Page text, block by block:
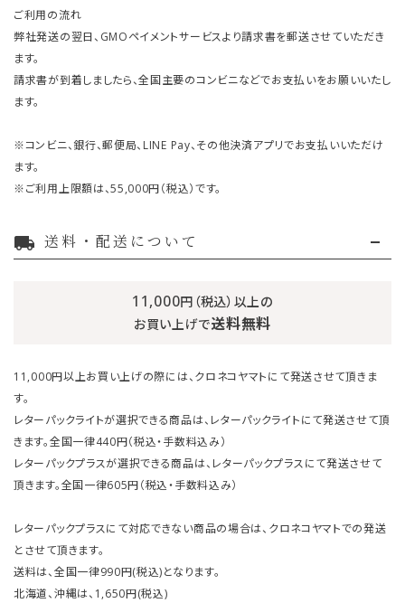
ご利用の流れ
弊社発送の翌日、GMOペイメントサービスより請求書を郵送させていただき
ます。
請求書が到着しましたら、全国主要のコンビニなどでお支払いをお願いいたし
ます。
※コンビニ、銀行、郵便局、LINE Pay、その他決済アプリでお支払いいただけ
ます。
※ご利用上限額は、55,000円（税込）です。
local_shipping 送料・配送について
11,000円（税込）以上の
お買い上げで送料無料
11,000円以上お買い上げの際には、クロネコヤマトにて発送させて頂きま
す。
レターパックライトが選択できる商品は、レターパックライトにて発送させて頂
きます。全国一律440円（税込・手数料込み）
レターパックプラスが選択できる商品は、レターパックプラスにて発送させて
頂きます。全国一律605円（税込・手数料込み）
レターパックプラスにて対応できない商品の場合は、クロネコヤマトでの発送
とさせて頂きます。
送料は、全国一律990円(税込)となります。
北海道、沖縄は、1,650円(税込)